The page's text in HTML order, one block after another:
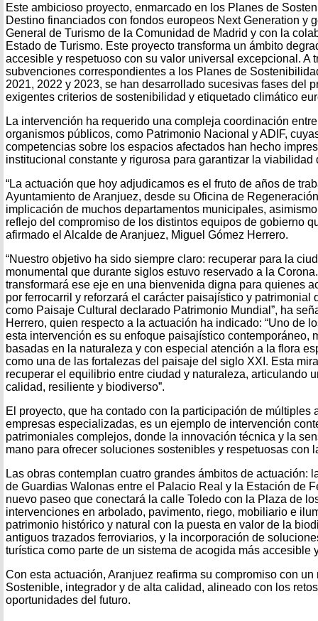
Este ambicioso proyecto, enmarcado en los Planes de
Destino financiados con fondos europeos Next Generation y
General de Turismo de la Comunidad de Madrid y con la
Estado de Turismo. Este proyecto transforma un ámbito
accesible y respetuoso con su valor universal excepcional. A
subvenciones correspondientes a los Planes de
2021, 2022 y 2023, se han desarrollado sucesivas fases del
exigentes criterios de sostenibilidad y etiquetado climático
La intervención ha requerido una compleja coordinación
organismos públicos, como Patrimonio Nacional y ADIF,
competencias sobre los espacios afectados han hecho
institucional constante y rigurosa para garantizar la viabilidad
“La actuación que hoy adjudicamos es el fruto de años de
Ayuntamiento de Aranjuez, desde su Oficina de
implicación de muchos departamentos municipales,
reflejo del compromiso de los distintos equipos de gobierno
afirmado el Alcalde de Aranjuez, Miguel Gómez Herrero.
“Nuestro objetivo ha sido siempre claro: recuperar para la
monumental que durante siglos estuvo reservado a la
transformará ese eje en una bienvenida digna para quienes
por ferrocarril y reforzará el carácter paisajístico y patrimonial
como Paisaje Cultural declarado Patrimonio Mundial”, ha
Herrero, quien respecto a la actuación ha indicado: “Uno de
esta intervención es su enfoque paisajístico contemporáneo,
basadas en la naturaleza y con especial atención a la flora
como una de las fortalezas del paisaje del siglo XXI. Esta
recuperar el equilibrio entre ciudad y naturaleza, articulando
calidad, resiliente y biodiverso”.
El proyecto, que ha contado con la participación de múltiples
empresas especializadas, es un ejemplo de intervención
patrimoniales complejos, donde la innovación técnica y la
mano para ofrecer soluciones sostenibles y respetuosas con
Las obras contemplan cuatro grandes ámbitos de actuación:
de Guardias Walonas entre el Palacio Real y la Estación de
nuevo paseo que conectará la calle Toledo con la Plaza de
intervenciones en arbolado, pavimento, riego, mobiliario e
patrimonio histórico y natural con la puesta en valor de la
antiguos trazados ferroviarios, y la incorporación de
turística como parte de un sistema de acogida más accesible
Con esta actuación, Aranjuez reafirma su compromiso con un
Sostenible, integrador y de alta calidad, alineado con los
oportunidades del futuro.